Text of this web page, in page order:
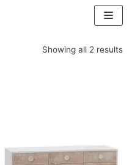
Showing all 2 results